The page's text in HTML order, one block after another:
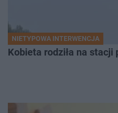
NIETYPOWA INTERWENCJA
Kobieta rodziła na stacji